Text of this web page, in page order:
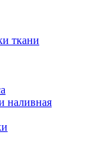
ткани
наливная